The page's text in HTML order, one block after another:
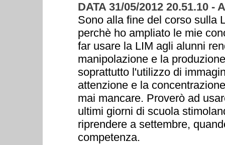
DATA 31/05/2012 20.51.10 -
Sono alla fine del corso sulla
perchè ho ampliato le mie
far usare la LIM agli alunni
manipolazione e la
soprattutto l'utilizzo di
attenzione e la
mai mancare. Proverò ad
ultimi giorni di scuola
riprendere a settembre,
competenza.